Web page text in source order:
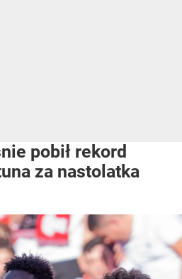
pobił rekord
za nastolatka